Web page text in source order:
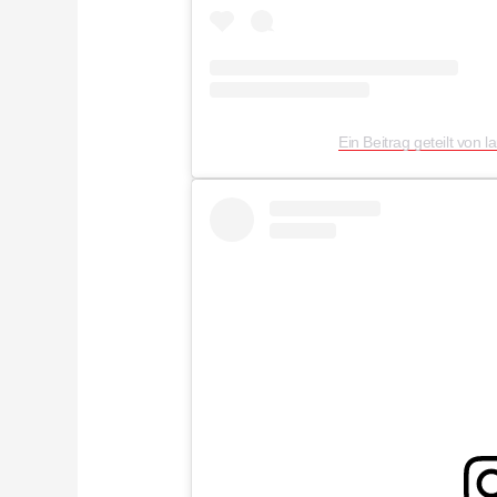
Ein Beitrag geteilt von